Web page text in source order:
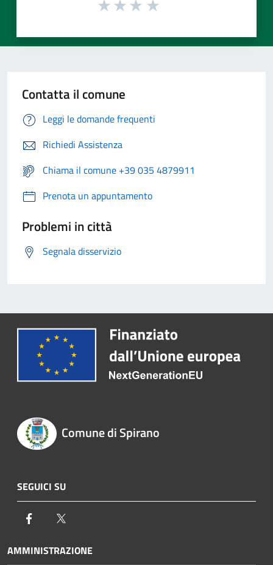
Contatta il comune
Leggi le domande frequenti
Richiedi Assistenza
Chiama il comune +39 035 4879911
Prenota un appuntamento
Problemi in città
Segnala disservizio
Comune di Spirano
SEGUICI SU
Facebook
AMMINISTRAZIONE